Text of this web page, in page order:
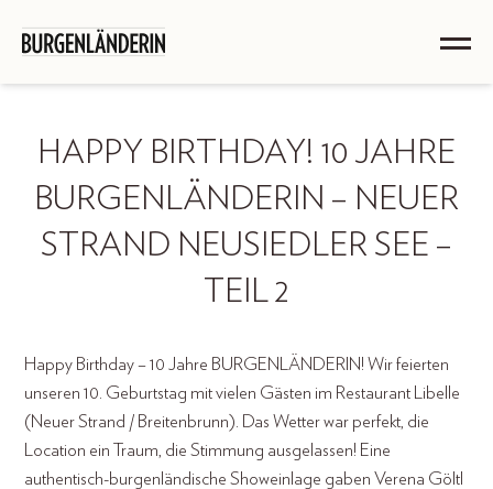
HAPPY BIRTHDAY! 10 JAHRE
BURGENLÄNDERIN – NEUER
STRAND NEUSIEDLER SEE –
TEIL 2
Happy Birthday – 10 Jahre BURGENLÄNDERIN! Wir feierten
unseren 10. Geburtstag mit vielen Gästen im Restaurant Libelle
(Neuer Strand / Breitenbrunn). Das Wetter war perfekt, die
Location ein Traum, die Stimmung ausgelassen! Eine
authentisch-burgenländische Showeinlage gaben Verena Göltl